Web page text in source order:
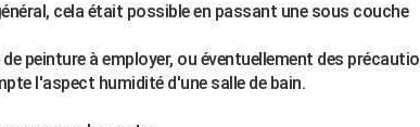
cela était possible en passant une sous couche
peinture à employer, ou éventuellement des
l'aspect humidité d'une salle de bain.